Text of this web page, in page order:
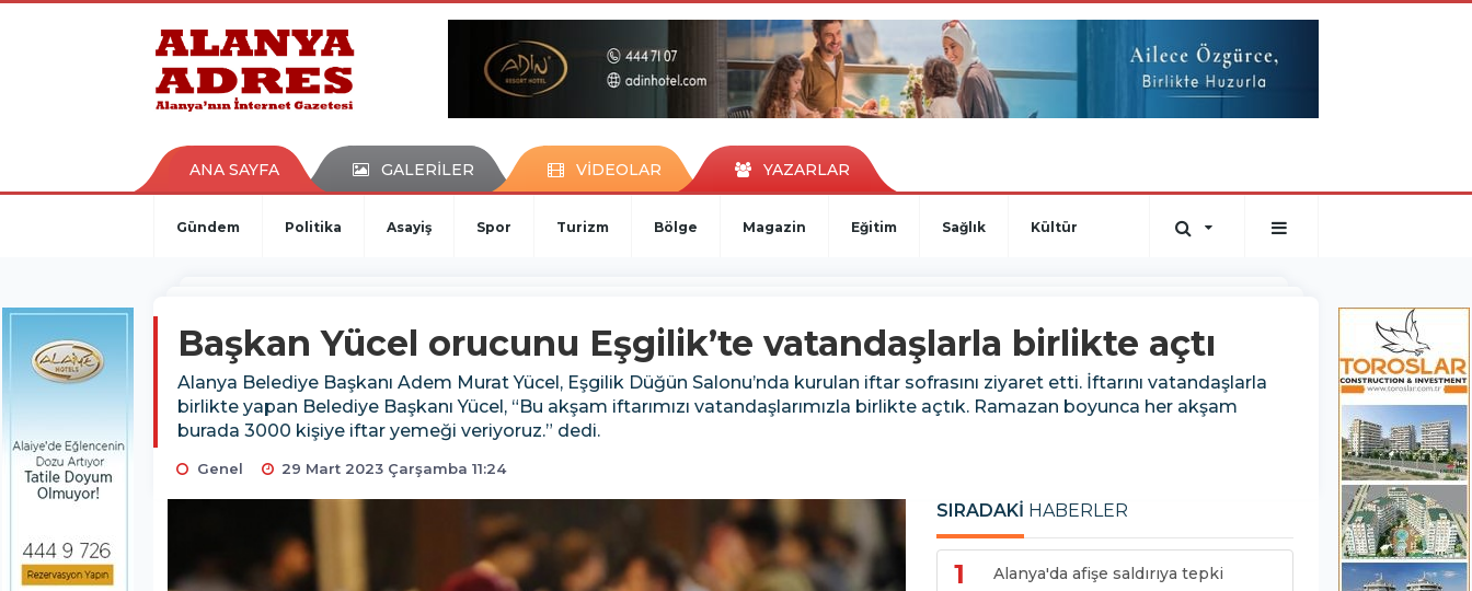
kaçak bahis
porno izle
ANA SAYFA GALERİLER VİDEOLAR YAZARLAR
Gündem Politika Asayiş Spor Turizm Bölge Magazin Eğitim Sağlık Kültür
Başkan Yücel orucunu Eşgilik’te vatandaşlarla birlikte açtı
Alanya Belediye Başkanı Adem Murat Yücel, Eşgilik Düğün Salonu’nda kurulan iftar sofrasını ziyaret etti. İftarını vatandaşlarla
birlikte yapan Belediye Başkanı Yücel, “Bu akşam iftarımızı vatandaşlarımızla birlikte açtık. Ramazan boyunca her akşam
burada 3000 kişiye iftar yemeği veriyoruz.” dedi.
Genel 29 Mart 2023 Çarşamba 11:24
SIRADAKİ HABERLER
1 Alanya'da afişe saldırıya tepki